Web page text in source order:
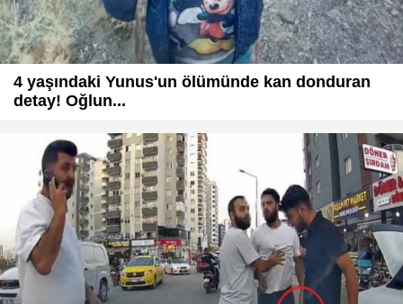
4 yaşındaki Yunus'un ölümünde kan donduran
detay! Oğlun...